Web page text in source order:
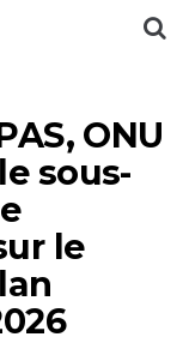
ONU
sous-
le